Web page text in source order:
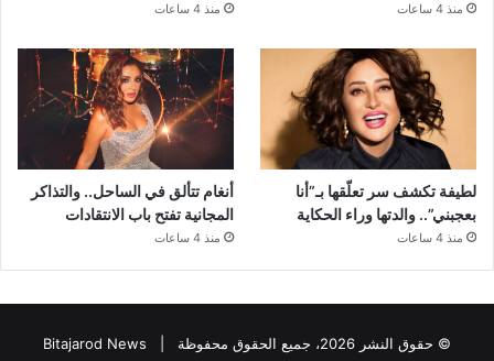
منذ 4 ساعات منذ 4 ساعات
لطيفة تكشف سر تعلّقها بـ”أنا
بعجبني”.. والدتها وراء الحكاية
منذ 4 ساعات
أنغام تتألق في الساحل.. والتذاكر
المجانية تفتح باب الانتقادات
منذ 4 ساعات
© حقوق النشر 2026، جميع الحقوق محفوظة | Bitajarod News